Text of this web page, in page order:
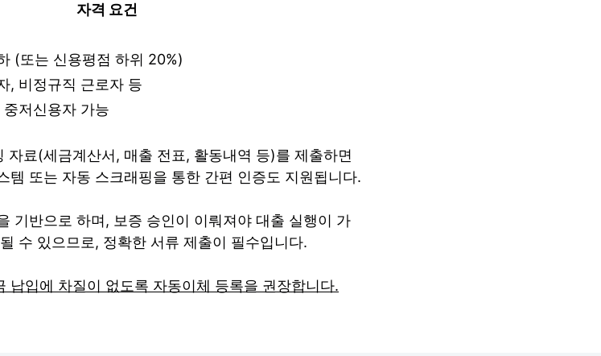
자격 요건
(또는 신용평점 하위 20%)
, 비정규직 근로자 등
중저신용자 가능
자료(세금계산서, 매출 전표, 활동내역 등)를 제출하면
템 또는 자동 스크래핑을 통한 간편 인증도 지원됩니다.
기반으로 하며, 보증 승인이 이뤄져야 대출 실행이 가
수 있으므로, 정확한 서류 제출이 필수입니다.
납입에 차질이 없도록 자동이체 등록을 권장합니다.